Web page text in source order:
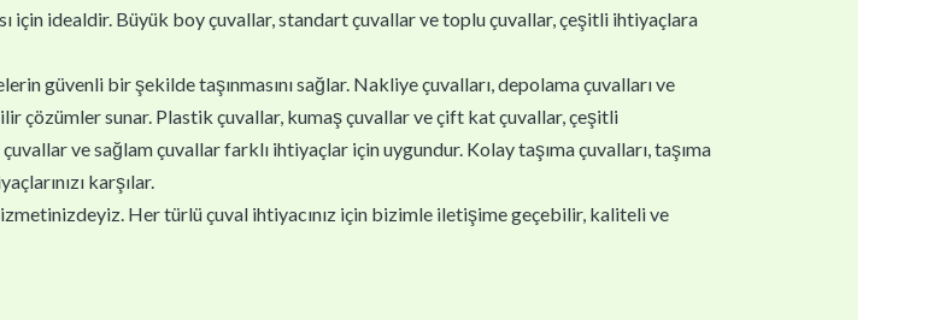
için idealdir. Büyük boy çuvallar, standart çuvallar ve toplu çuvallar, çeşitli ihtiyaçlara
güvenli bir şekilde taşınmasını sağlar. Nakliye çuvalları, depolama çuvalları ve
çözümler sunar. Plastik çuvallar, kumaş çuvallar ve çift kat çuvallar, çeşitli
ve sağlam çuvallar farklı ihtiyaçlar için uygundur. Kolay taşıma çuvalları, taşıma
karşılar.
Her türlü çuval ihtiyacınız için bizimle iletişime geçebilir, kaliteli ve